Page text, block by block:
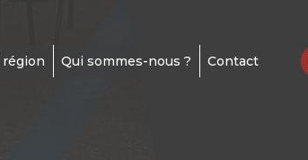
région Qui sommes-nous ? Contact